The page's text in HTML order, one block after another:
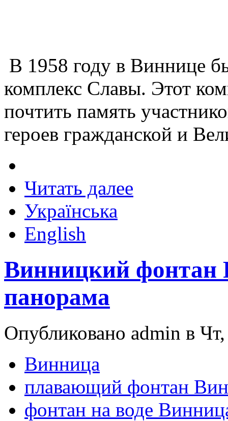
В 1958 году в Виннице
комплекс Славы. Этот
почтить память
героев гражданской и
Читать далее
Українська
English
Винницкий фонтан
панорама
Опубликовано admin в
Винница
плавающий фонтан
фонтан на воде